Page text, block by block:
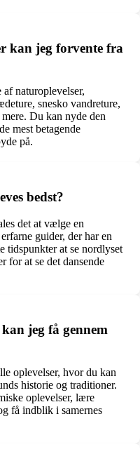
kan jeg forvente fra
naturoplevelser,
snesko vandreture,
Du kan nyde den
mest betagende
på.
bedst?
det at vælge en
guider, der har en
tidspunkter at se nordlyset
for at se det dansende
jeg få gennem
oplevelser, hvor du kan
historie og traditioner.
oplevelser, lære
få indblik i samernes